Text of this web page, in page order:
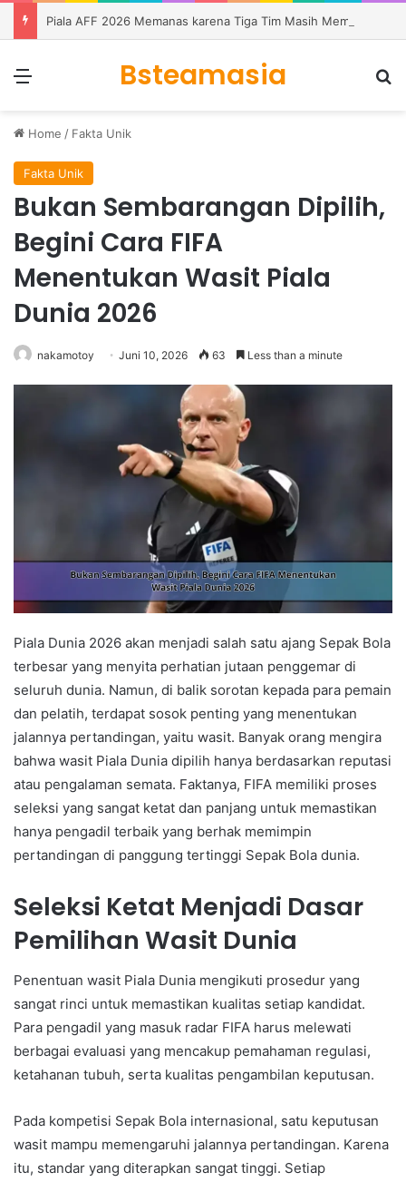
Bsteamasia
Home / Fakta Unik
Fakta Unik
Bukan Sembarangan Dipilih,
Begini Cara FIFA
Menentukan Wasit Piala
Dunia 2026
nakamotoy Juni 10, 2026 63 Less than a minute
Piala Dunia 2026 akan menjadi salah satu ajang Sepak Bola
terbesar yang menyita perhatian jutaan penggemar di
seluruh dunia. Namun, di balik sorotan kepada para pemain
dan pelatih, terdapat sosok penting yang menentukan
jalannya pertandingan, yaitu wasit. Banyak orang mengira
bahwa wasit Piala Dunia dipilih hanya berdasarkan reputasi
atau pengalaman semata. Faktanya, FIFA memiliki proses
seleksi yang sangat ketat dan panjang untuk memastikan
hanya pengadil terbaik yang berhak memimpin
pertandingan di panggung tertinggi Sepak Bola dunia.
Seleksi Ketat Menjadi Dasar
Pemilihan Wasit Dunia
Penentuan wasit Piala Dunia mengikuti prosedur yang
sangat rinci untuk memastikan kualitas setiap kandidat.
Para pengadil yang masuk radar FIFA harus melewati
berbagai evaluasi yang mencakup pemahaman regulasi,
ketahanan tubuh, serta kualitas pengambilan keputusan.
Pada kompetisi Sepak Bola internasional, satu keputusan
wasit mampu memengaruhi jalannya pertandingan. Karena
itu, standar yang diterapkan sangat tinggi. Setiap